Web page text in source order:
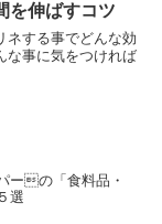
を伸ばすコツ
ネする事でどんな効
な事に気をつければ
ーの「食料品・
選